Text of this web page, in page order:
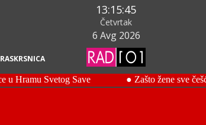
RASKRSNICA
13:15:46
Četvrtak
6 Avg 2026